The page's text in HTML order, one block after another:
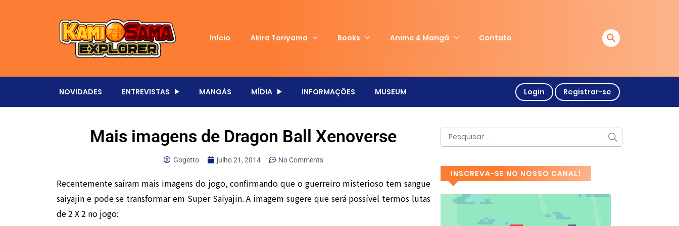
Início Akira Toriyama Books Anime & Mangá Contato
NOVIDADES ENTREVISTAS MANGÁS MÍDIA INFORMAÇÕES MUSEUM Login Registrar-se
Mais imagens de Dragon Ball Xenoverse
Gogetto julho 21, 2014 No Comments
Recentemente saíram mais imagens do jogo, confirmando que o guerreiro misterioso tem sangue
saiyajin e pode se transformar em Super Saiyajin. A imagem sugere que será possível termos lutas
de 2 X 2 no jogo:
INSCREVA-SE NO NOSSO CANAL!